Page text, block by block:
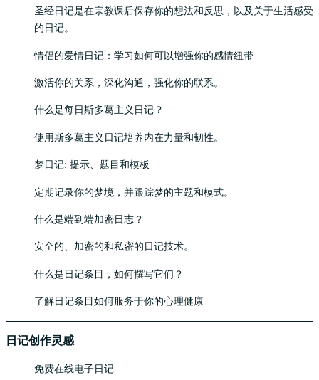
圣经日记是在宗教课后保存你的想法和反思，以及关于生活感受
的日记。
情侣的爱情日记：学习如何可以增强你的感情纽带
激活你的关系，深化沟通，强化你的联系。
什么是每日斯多葛主义日记？
使用斯多葛主义日记培养内在力量和韧性。
梦日记: 提示、题目和模板
定期记录你的梦境，并跟踪梦的主题和模式。
什么是端到端加密日志？
安全的、加密的和私密的日记技术。
什么是日记条目，如何撰写它们？
了解日记条目如何服务于你的心理健康
日记创作灵感
免费在线电子日记